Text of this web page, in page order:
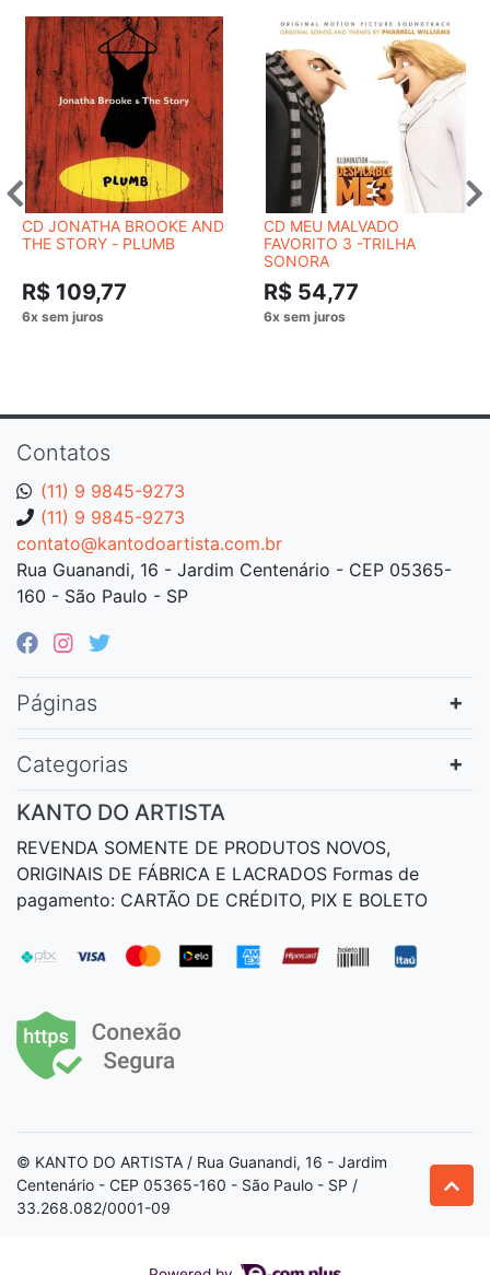
CD JONATHA BROOKE AND
THE STORY - PLUMB
R$ 109,77
CD MEU MALVADO
FAVORITO 3 -TRILHA
SONORA
R$ 54,77
Contatos
(11) 9 9845-9273
(11) 9 9845-9273
contato@kantodoartista.com.br
Rua Guanandi, 16 - Jardim Centenário - CEP 05365-
160 - São Paulo - SP
Páginas
Categorias
KANTO DO ARTISTA
REVENDA SOMENTE DE PRODUTOS NOVOS,
ORIGINAIS DE FÁBRICA E LACRADOS Formas de
pagamento: CARTÃO DE CRÉDITO, PIX E BOLETO
© KANTO DO ARTISTA / Rua Guanandi, 16 - Jardim
Centenário - CEP 05365-160 - São Paulo - SP /
33.268.082/0001-09